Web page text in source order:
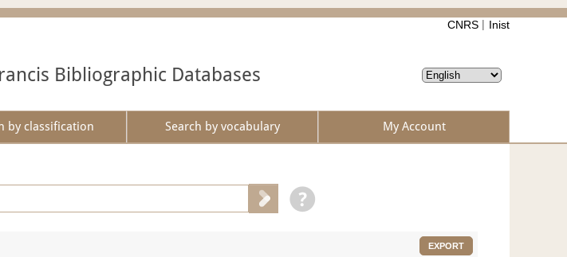
CNRS Inist
Bibliographic Databases
by classification Search by vocabulary My Account
EXPORT